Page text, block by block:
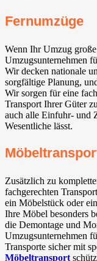
Fernumzüge
Wenn Ihr Umzug
Umzugsunternehmen
Wir decken nationale
sorgfältige Planung,
Wir sorgen für eine
Transport Ihrer Güter
auch alle Einfuhr- und
Wesentliche lässt.
Zusätzlich zu
fachgerechten
ein Möbelstück oder
Ihre Möbel besonders
die Demontage und
Umzugsunternehmen
Transporte sicher mit
Möbeltransport